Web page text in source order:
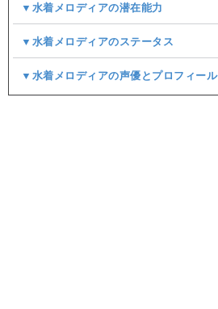
▼水着メロディアの潜在能力
▼水着メロディアのステータス
▼水着メロディアの声優とプロフィール